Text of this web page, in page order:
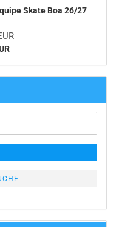
Skate Boa 26/27